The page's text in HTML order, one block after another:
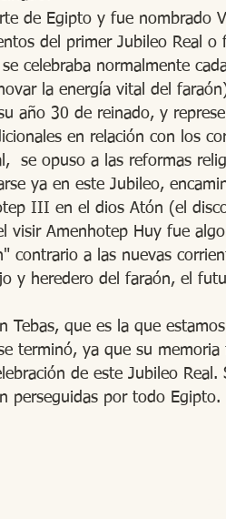
de Egipto y fue nombrado
del primer Jubileo Real o
celebraba normalmente
la energía vital del
año 30 de reinado, y
en relación con los
se opuso a las reformas
ya en este Jubileo,
III en el dios Atón (el
visir Amenhotep Huy fue
contrario a las nuevas
y heredero del faraón, el
Tebas, que es la que
terminó, ya que su memoria
de este Jubileo Real.
perseguidas por todo Egipto.